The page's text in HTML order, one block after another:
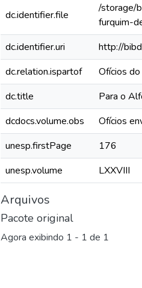
dc.identifier.file
/storage/
furquim-
dc.identifier.uri
http://
dc.relation.ispartof
Ofícios
dc.title
Para o
dcdocs.volume.obs
Ofícios
unesp.firstPage
176
unesp.volume
LXXVIII
Arquivos
Pacote original
Agora exibindo 1 - 1 de 1